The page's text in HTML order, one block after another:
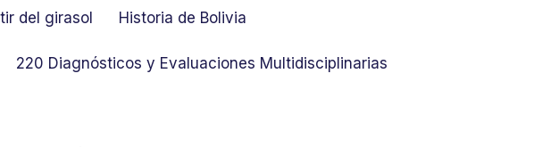
del girasol Historia de Bolivia
220 Diagnósticos y Evaluaciones Multidisciplinarias